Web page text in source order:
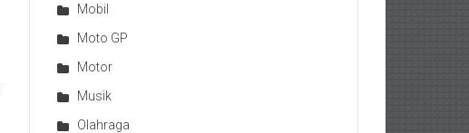
Mobil
Moto GP
Motor
Musik
Olahraga